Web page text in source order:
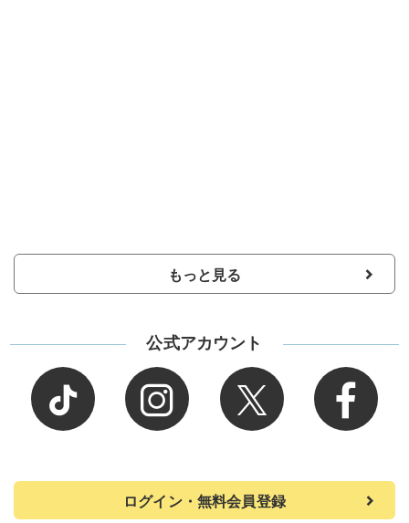
もっと見る
公式アカウント
ログイン・無料会員登録